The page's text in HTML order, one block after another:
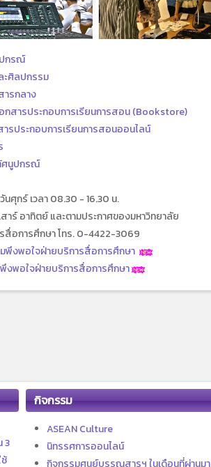
กรณ์
ะศิลปกรรม
ารกลาง
กสารประกอบการเรียนการสอน (Bookstore)
รประกอบการเรียนการสอนออนไลน์
ศนูปกรณ์
นศุกร์ เวลา 08.30 - 16.30 น.
าร์ อาทิตย์ และตามประกาศของมหาวิทยาลัย
สื่อการศึกษา โทร. 0-4422-3069
พึงพอใจฝ่ายบริการสื่อการศึกษา
งพอใจฝ่ายบริการสื่อการศึกษา
3
กิจกรรม
ASEAN Culture
นิทรรศการออนไลน์
กิจกรรมศูนย์บรรณสารฯ ในเดือนที่ผ่านมา